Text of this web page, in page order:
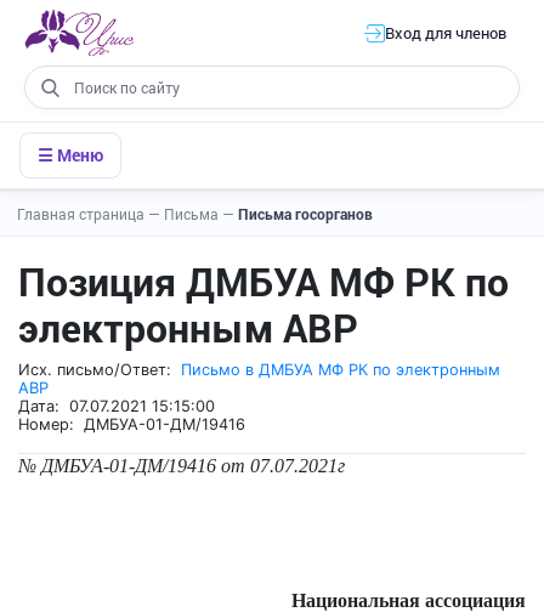
Вход для членов
☰ Меню
Главная страница — Письма — Письма госорганов
Позиция ДМБУА МФ РК по
электронным АВР
Исх. письмо/Ответ: Письмо в ДМБУА МФ РК по электронным
АВР
Дата: 07.07.2021 15:15:00
Номер: ДМБУА-01-ДМ/19416
№ ДМБУА-01-ДМ/19416 от 07.07.2021г
Национальная ассоциация